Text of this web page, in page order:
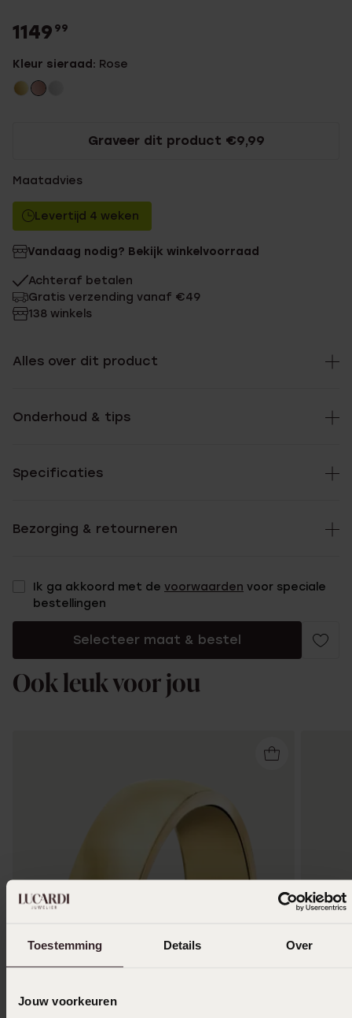
Toestemming Details Over
Jouw voorkeuren
1149 99
Kleur sieraad: Rose
Graveer dit product €9,99
Maatadvies
Levertijd 4 weken
Vandaag nodig? Bekijk winkelvoorraad
Achteraf betalen
Gratis verzending vanaf €49
138 winkels
Alles over dit product
Onderhoud & tips
Specificaties
Bezorging & retourneren
Ik ga akkoord met de voorwaarden voor speciale
bestellingen
Selecteer maat & bestel
Ook leuk voor jou